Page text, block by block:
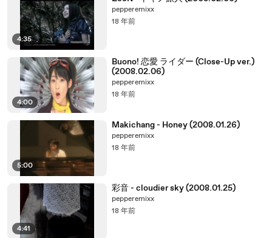
4:35
pepperemixx
18 年前
4:00
Buono! 恋愛 ライダー (Close-Up ver.)
(2008.02.06)
pepperemixx
18 年前
5:00
Makichang - Honey (2008.01.26)
pepperemixx
18 年前
4:41
彩音 - cloudier sky (2008.01.25)
pepperemixx
18 年前